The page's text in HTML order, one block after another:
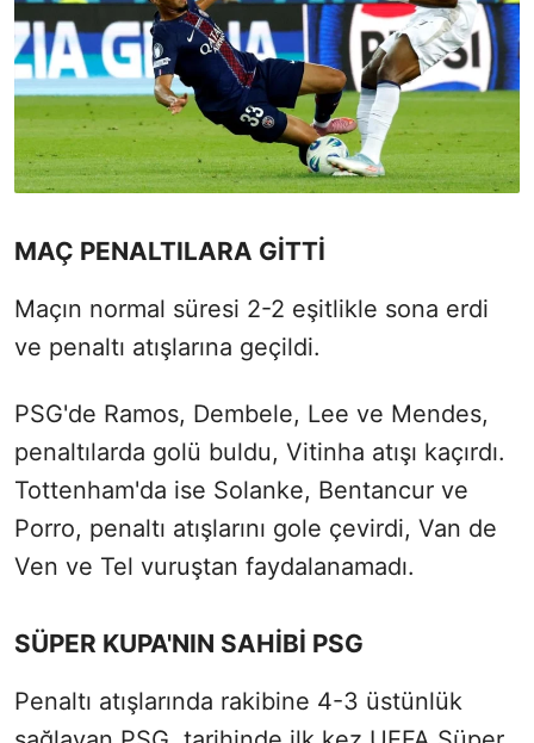
MAÇ PENALTILARA GİTTİ
Maçın normal süresi 2-2 eşitlikle sona erdi
ve penaltı atışlarına geçildi.
PSG'de Ramos, Dembele, Lee ve Mendes,
penaltılarda golü buldu, Vitinha atışı kaçırdı.
Tottenham'da ise Solanke, Bentancur ve
Porro, penaltı atışlarını gole çevirdi, Van de
Ven ve Tel vuruştan faydalanamadı.
SÜPER KUPA'NIN SAHİBİ PSG
Penaltı atışlarında rakibine 4-3 üstünlük